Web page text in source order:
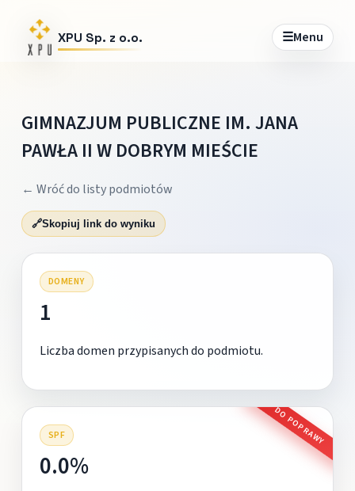
XPU Sp. z o.o. ☰Menu
GIMNAZJUM PUBLICZNE IM. JANA
PAWŁA II W DOBRYM MIEŚCIE
← Wróć do listy podmiotów
🔗Skopiuj link do wyniku
DOMENY
1
Liczba domen przypisanych do podmiotu.
SPF DO POPRAWY
0.0%